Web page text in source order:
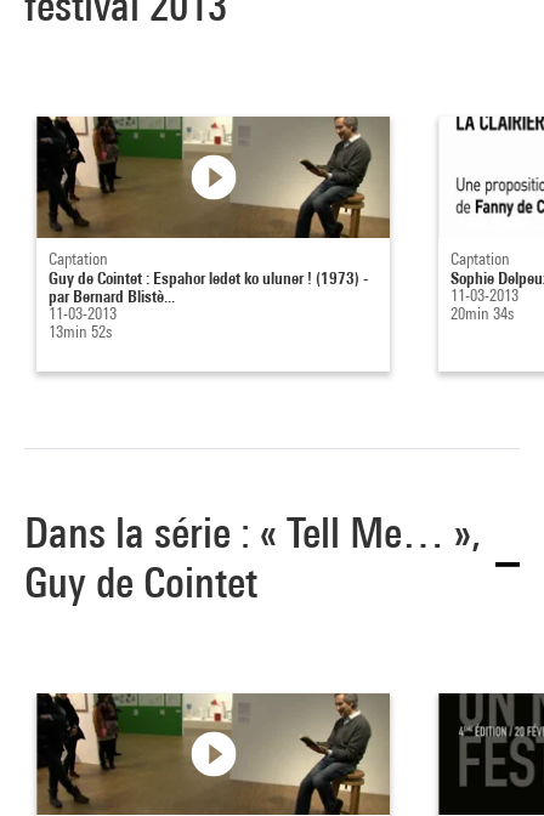
Captation
Guy de Cointet : Espahor ledet ko uluner ! (1973) -
par Bernard Blistè...
11-03-2013
13min 52s
Captation
Sophie
11-03-2013
20min 34s
Dans la série : « Tell Me… »,
Guy de Cointet